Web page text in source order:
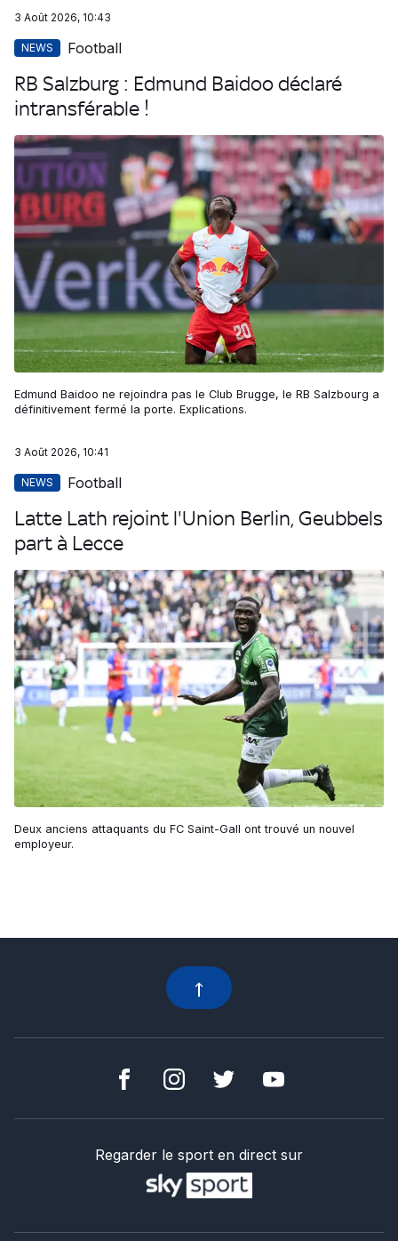
3 Août 2026, 10:43
NEWS Football
RB Salzburg : Edmund Baidoo déclaré
intransférable !
Edmund Baidoo ne rejoindra pas le Club Brugge, le RB Salzbourg a
définitivement fermé la porte. Explications.
3 Août 2026, 10:41
NEWS Football
Latte Lath rejoint l'Union Berlin, Geubbels
part à Lecce
Deux anciens attaquants du FC Saint-Gall ont trouvé un nouvel
employeur.
Regarder le sport en direct sur